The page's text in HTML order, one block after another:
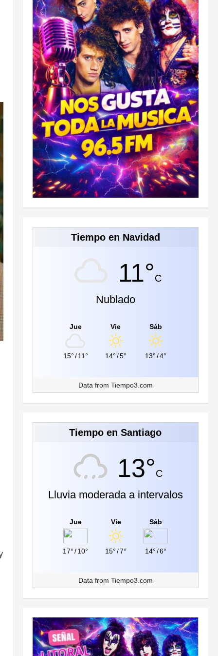
Tiempo en Navidad
11°C
Nublado
Jue
15°/11°
Vie
14°/5°
Sáb
13°/4°
Data from Tiempo3.com
Tiempo en Santiago
13°C
Lluvia moderada a intervalos
Jue
17° /10°
Vie
15° /7°
Sáb
14° /6°
Data from Tiempo3.com